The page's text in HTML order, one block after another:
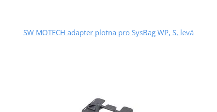
SW MOTECH adapter plotna pro SysBag WP, S, levá